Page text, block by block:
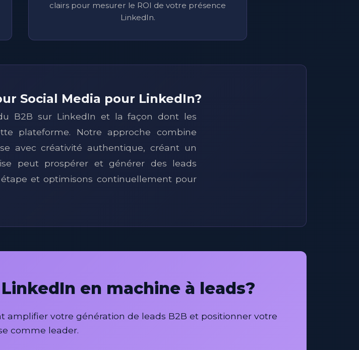
clairs pour mesurer le ROI de votre présence
LinkedIn.
Social Media pour LinkedIn?
B2B sur LinkedIn et la façon dont les
plateforme. Notre approche combine
avec créativité authentique, créant un
peut prospérer et générer des leads
et optimisons continuellement pour
en machine à leads?
votre génération de leads B2B et positionner votre
comme leader.